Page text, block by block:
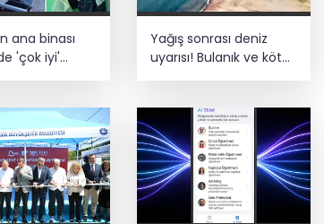
ana binası
'çok iyi'
Yağış sonrası deniz
uyarısı! Bulanık ve kötü
kokulu suda yüzmeyin